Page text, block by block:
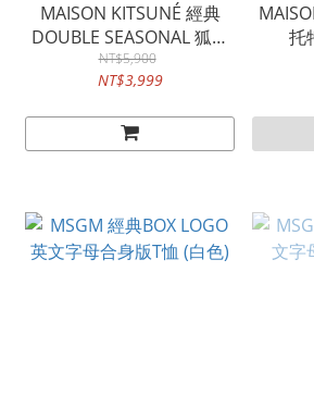
MAISON KITSUNÉ 經典
DOUBLE SEASONAL 狐狸
頭貼片短版女款T恤 (白色)
NT$5,900
NT$3,999
托